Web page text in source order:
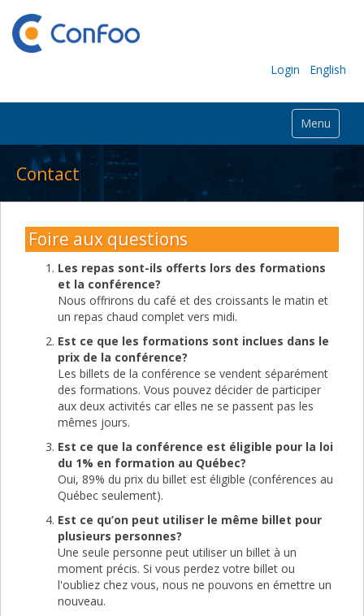
Login English
Menu
Contact
Foire aux questions
Les repas sont-ils offerts lors des formations
et la conférence?
Nous offrirons du café et des croissants le matin et
un repas chaud complet vers midi.
Est ce que les formations sont inclues dans le
prix de la conférence?
Les billets de la conférence se vendent séparément
des formations. Vous pouvez décider de participer
aux deux activités car elles ne se passent pas les
mêmes jours.
Est ce que la conférence est éligible pour la loi
du 1% en formation au Québec?
Oui, 89% du prix du billet est éligible (conférences au
Québec seulement).
Est ce qu’on peut utiliser le même billet pour
plusieurs personnes?
Une seule personne peut utiliser un billet à un
moment précis. Si vous perdez votre billet ou
l'oubliez chez vous, nous ne pouvons en émettre un
nouveau.